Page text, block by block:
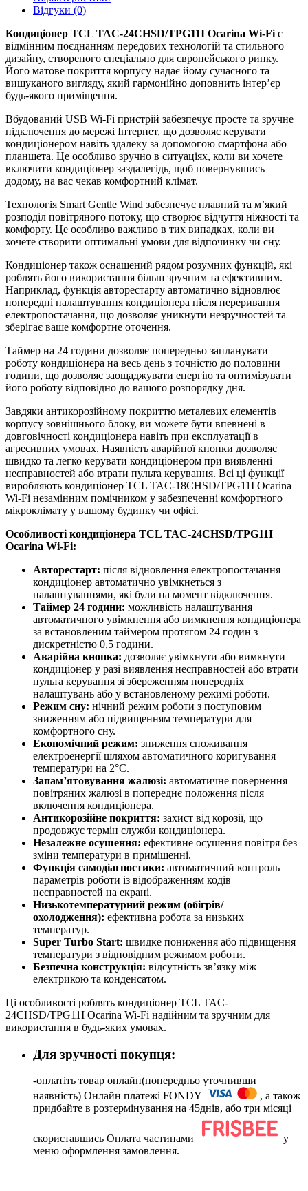
Відгуки (0)
Кондиціонер TCL TAC-24CHSD/TPG11I Ocarina Wi-Fi є
відмінним поєднанням передових технологій та стильного
дизайну, створеного спеціально для європейського ринку.
Його матове покриття корпусу надає йому сучасного та
вишуканого вигляду, який гармонійно доповнить інтер’єр
будь-якого приміщення.
Вбудований USB Wi-Fi пристрій забезпечує просте та зручне
підключення до мережі Інтернет, що дозволяє керувати
кондиціонером навіть здалеку за допомогою смартфона або
планшета. Це особливо зручно в ситуаціях, коли ви хочете
включити кондиціонер заздалегідь, щоб повернувшись
додому, на вас чекав комфортний клімат.
Технологія Smart Gentle Wind забезпечує плавний та м’який
розподіл повітряного потоку, що створює відчуття ніжності та
комфорту. Це особливо важливо в тих випадках, коли ви
хочете створити оптимальні умови для відпочинку чи сну.
Кондиціонер також оснащений рядом розумних функцій, які
роблять його використання більш зручним та ефективним.
Наприклад, функція авторестарту автоматично відновлює
попередні налаштування кондиціонера після переривання
електропостачання, що дозволяє уникнути незручностей та
зберігає ваше комфортне оточення.
Таймер на 24 години дозволяє попередньо запланувати
роботу кондиціонера на весь день з точністю до половини
години, що дозволяє заощаджувати енергію та оптимізувати
його роботу відповідно до вашого розпорядку дня.
Завдяки антикорозійному покриттю металевих елементів
корпусу зовнішнього блоку, ви можете бути впевнені в
довговічності кондиціонера навіть при експлуатації в
агресивних умовах. Наявність аварійної кнопки дозволяє
швидко та легко керувати кондиціонером при виявленні
несправностей або втрати пульта керування. Всі ці функції
виробляють кондиціонер TCL TAC-18CHSD/TPG11I Ocarina
Wi-Fi незамінним помічником у забезпеченні комфортного
мікроклімату у вашому будинку чи офісі.
Особливості кондиціонера TCL TAC-24CHSD/TPG11I
Ocarina Wi-Fi:
Авторестарт: після відновлення електропостачання
кондиціонер автоматично увімкнеться з
налаштуваннями, які були на момент відключення.
Таймер 24 години: можливість налаштування
автоматичного увімкнення або вимкнення кондиціонера
за встановленим таймером протягом 24 годин з
дискретністю 0,5 години.
Аварійна кнопка: дозволяє увімкнути або вимкнути
кондиціонер у разі виявлення несправностей або втрати
пульта керування зі збереженням попередніх
налаштувань або у встановленому режимі роботи.
Режим сну: нічний режим роботи з поступовим
зниженням або підвищенням температури для
комфортного сну.
Економічний режим: зниження споживання
електроенергії шляхом автоматичного коригування
температури на 2°C.
Запам’ятовування жалюзі: автоматичне повернення
повітряних жалюзі в попереднє положення після
включення кондиціонера.
Антикорозійне покриття: захист від корозії, що
продовжує термін служби кондиціонера.
Незалежне осушення: ефективне осушення повітря без
зміни температури в приміщенні.
Функція самодіагностики: автоматичний контроль
параметрів роботи із відображенням кодів
несправностей на екрані.
Низькотемпературний режим (обігрів/
охолодження): ефективна робота за низьких
температур.
Super Turbo Start: швидке пониження або підвищення
температури з відповідним режимом роботи.
Безпечна конструкція: відсутність зв’язку між
електрикою та конденсатом.
Ці особливості роблять кондиціонер TCL TAC-
24CHSD/TPG11I Ocarina Wi-Fi надійним та зручним для
використання в будь-яких умовах.
Для зручності покупця:
-оплатіть товар онлайн(попередньо уточнивши
наявність) Онлайн платежі FONDY
, а також
придбайте в розтермінування на 45днів, або три місяці
скориставшись Оплата частинами
у
меню оформлення замовлення.